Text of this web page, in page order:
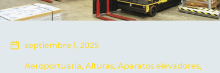
septiembre 1, 2025
Aeroportuaria, Alturas, Aparatos elevadores,